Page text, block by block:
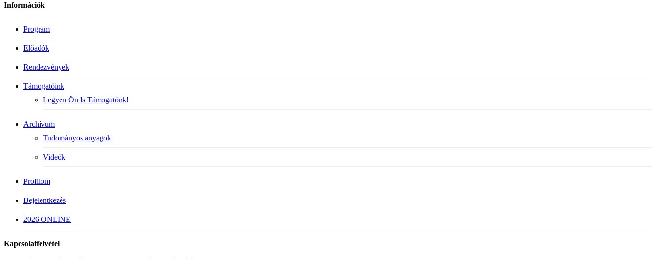
Információk
Program
Előadók
Rendezvények
Támogatóink
Legyen Ön Is Támogatónk!
Archívum
Tudományos anyagok
Videók
Profilom
Bejelentkezés
2026 ONLINE
Kapcsolatfelvétel